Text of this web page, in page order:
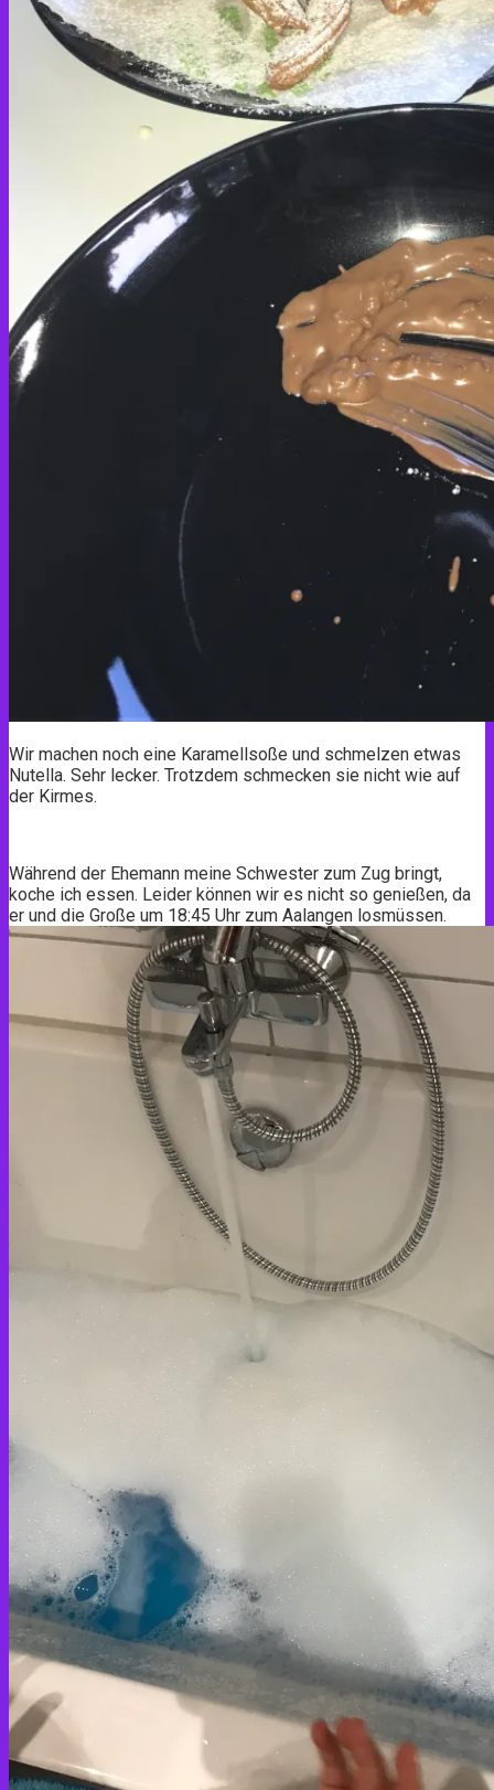
Wir machen noch eine Karamellsoße und schmelzen etwas
Nutella. Sehr lecker. Trotzdem schmecken sie nicht wie auf
der Kirmes.
Während der Ehemann meine Schwester zum Zug bringt,
koche ich essen. Leider können wir es nicht so genießen, da
er und die Große um 18:45 Uhr zum Aalangen losmüssen.